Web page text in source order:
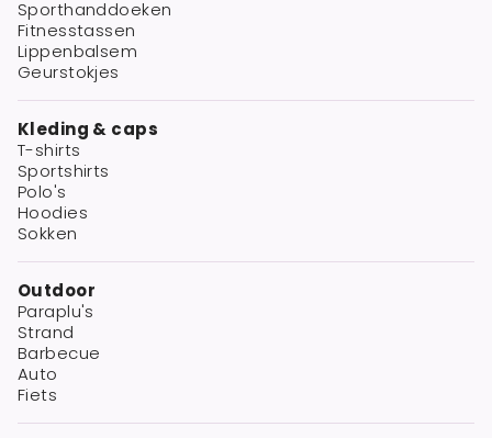
Sporthanddoeken
Fitnesstassen
Lippenbalsem
Geurstokjes
Kleding & caps
T-shirts
Sportshirts
Polo's
Hoodies
Sokken
Outdoor
Paraplu's
Strand
Barbecue
Auto
Fiets